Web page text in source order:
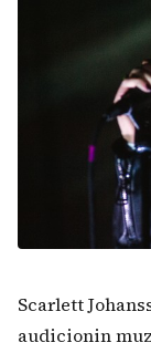
Scarlett
audicionin